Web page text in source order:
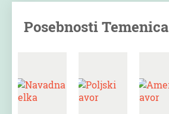
Posebnosti Temenica